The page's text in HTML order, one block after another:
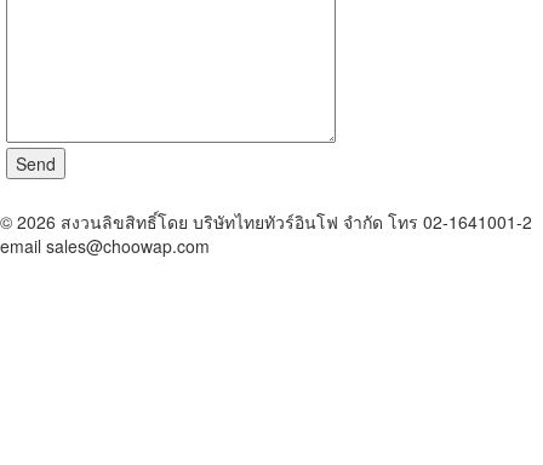
© 2026 สงวนลิขสิทธิ์โดย บริษัทไทยทัวร์อินโฟ จำกัด โทร 02-1641001-2
email sales@choowap.com